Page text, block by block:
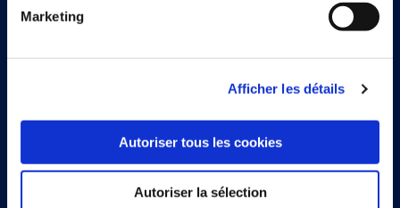
Marketing
Afficher les détails
Autoriser tous les cookies
Autoriser la sélection
Trouver un partenaire
Solutions
Document Capture
Document Output